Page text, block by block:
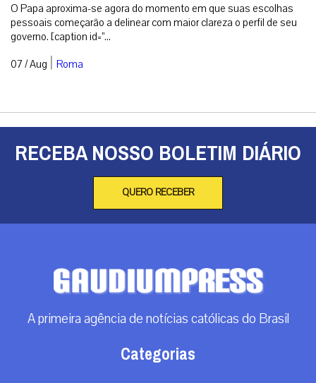
O Papa aproxima-se agora do momento em que suas escolhas
pessoais começarão a delinear com maior clareza o perfil de seu
governo. [caption id=”...
07 / Aug | Roma
RECEBA NOSSO BOLETIM DIÁRIO
QUERO RECEBER
A primeira agência de notícias católicas do Brasil
Categorias